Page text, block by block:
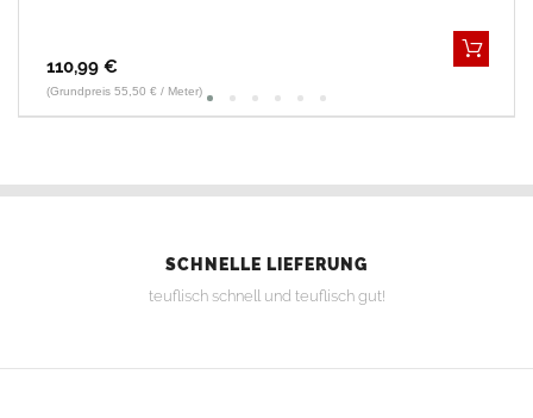
110,99 €
(Grundpreis 55,50 € / Meter)
SCHNELLE LIEFERUNG
teuflisch schnell und teuflisch gut!